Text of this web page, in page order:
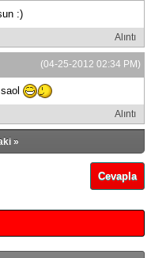
:)
Alıntı
(04-25-2012 02:34 PM)
Alıntı
»
Cevapla